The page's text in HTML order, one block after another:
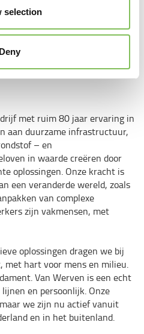
selection
Deny
zoals het zomerfeest en
verbonden te blijven met je
met ruim 80 jaar ervaring in
aan duurzame infrastructuur,
– en
in waarde creëren door
oplossingen. Onze kracht is
een veranderde wereld, zoals
van complexe
zijn vakmensen, met
oplossingen dragen we bij
met hart voor mens en milieu.
Van Werven is een echt
en persoonlijk. Onze
we zijn nu actief vanuit
en in het buitenland.